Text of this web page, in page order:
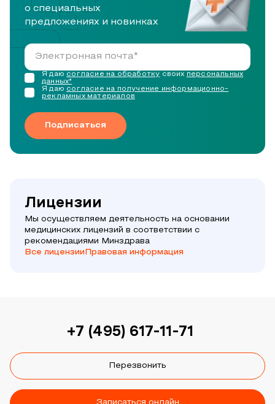
о специальных
предложениях и новинках
Подписаться
Я даю согласие на обработку своих персональных
данных*
Я даю согласие на получение информационно-
рекламных материалов
Лицензии
Мы осуществляем деятельность на основании
медицинских лицензий в соответствии с
рекомендациями Минздрава
Все лицензии Правовая информация
+7 (495) 617-11-71
Перезвонить